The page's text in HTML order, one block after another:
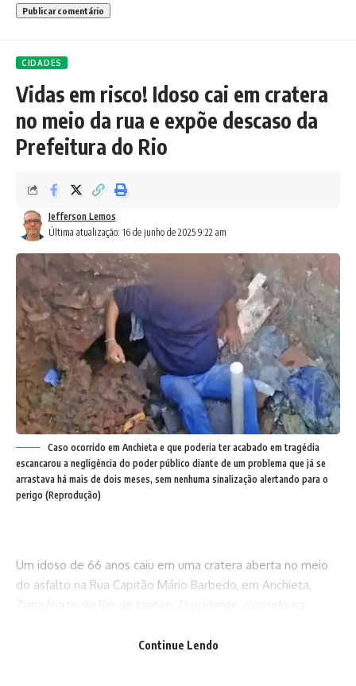
CIDADES
Vidas em risco! Idoso cai em cratera
no meio da rua e expõe descaso da
Prefeitura do Rio
Última atualização: 16 de junho de 2025 9:22 am
Jefferson Lemos
Caso ocorrido em Anchieta e que poderia ter acabado em tragédia
escancarou a negligência do poder público diante de um problema que já se
arrastava há mais de dois meses, sem nenhuma sinalização alertando para o
perigo (Reprodução)
Um idoso de 66 anos caiu em uma cratera aberta no meio
do asfalto na Rua Capitão Mário Barbedo, em Anchieta,
escancarou o abandono da via pública e a negligência do
Continue Lendo